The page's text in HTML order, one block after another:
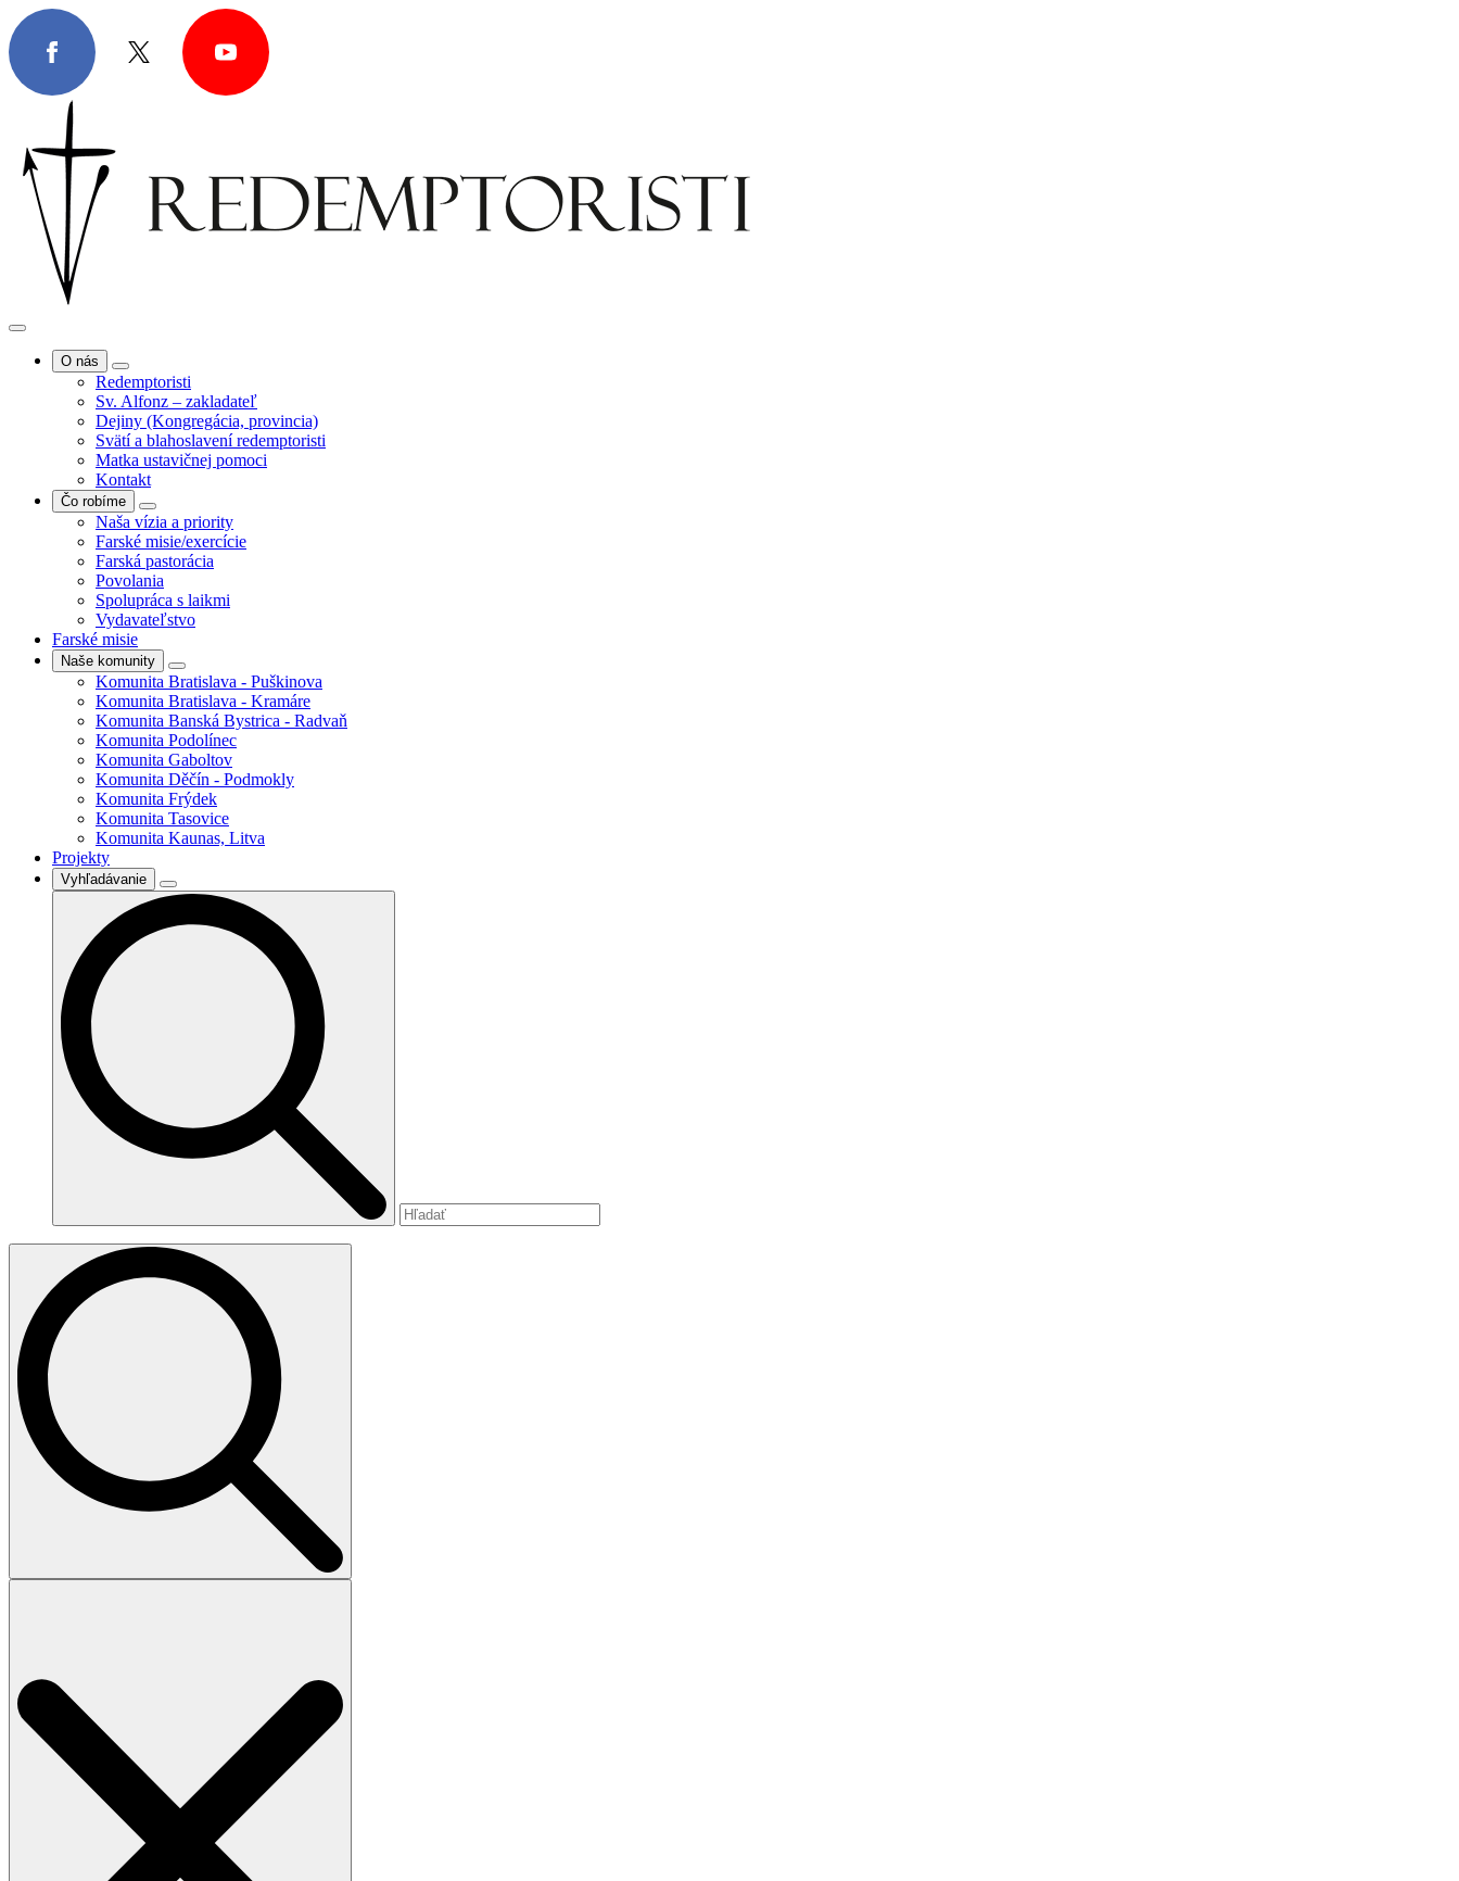
O nás
Redemptoristi
Sv. Alfonz – zakladateľ
Dejiny (Kongregácia, provincia)
Svätí a blahoslavení redemptoristi
Matka ustavičnej pomoci
Kontakt
Čo robíme
Naša vízia a priority
Farské misie/exercície
Farská pastorácia
Povolania
Spolupráca s laikmi
Vydavateľstvo
Farské misie
Naše komunity
Komunita Bratislava - Puškinova
Komunita Bratislava - Kramáre
Komunita Banská Bystrica - Radvaň
Komunita Podolínec
Komunita Gaboltov
Komunita Děčín - Podmokly
Komunita Frýdek
Komunita Tasovice
Komunita Kaunas, Litva
Projekty
Vyhľadávanie
Search